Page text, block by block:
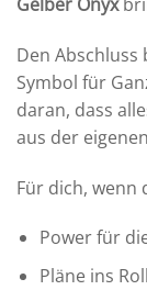
Den
Symbol für
daran, dass
aus der
Für dich, wenn
Power für
Pläne ins